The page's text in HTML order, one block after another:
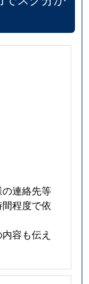
連絡先等
程度で依
容も伝え